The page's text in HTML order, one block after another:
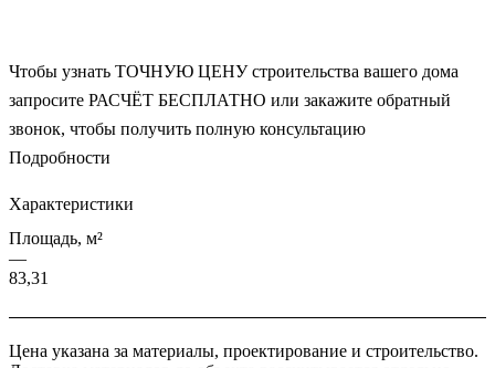
Чтобы узнать ТОЧНУЮ ЦЕНУ строительства вашего дома
запросите РАСЧЁТ БЕСПЛАТНО или закажите обратный
звонок, чтобы получить полную консультацию
Подробности
Характеристики
Площадь, м²
—
83,31
Цена указана за материалы, проектирование и строительство.